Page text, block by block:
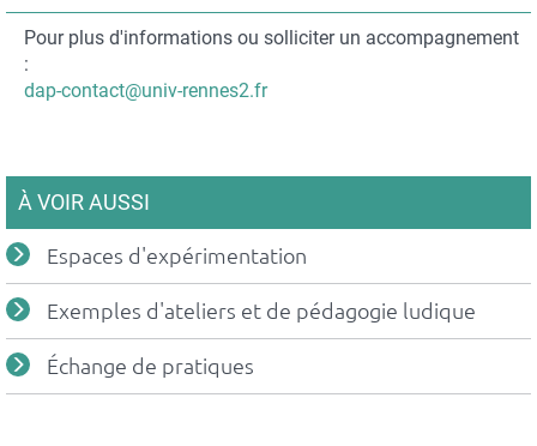
Contact
Pour plus d'informations ou solliciter un accompagnement
:
Courriel
dap-contact@univ-rennes2.fr
À VOIR AUSSI
Espaces d'expérimentation
Exemples d'ateliers et de pédagogie ludique
Échange de pratiques